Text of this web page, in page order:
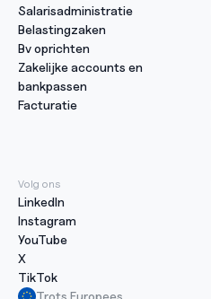
Salarisadministratie
Belastingzaken
Bv oprichten
Zakelijke accounts en
bankpassen
Facturatie
Volg ons
LinkedIn
Instagram
YouTube
X
TikTok
Trots Europees.